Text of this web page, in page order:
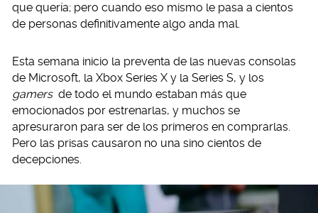
que quería; pero cuando eso mismo le pasa a cientos
de personas definitivamente algo anda mal.
Esta semana inicio la preventa de las nuevas consolas
de Microsoft, la Xbox Series X y la Series S, y los
gamers de todo el mundo estaban más que
emocionados por estrenarlas, y muchos se
apresuraron para ser de los primeros en comprarlas.
Pero las prisas causaron no una sino cientos de
decepciones.